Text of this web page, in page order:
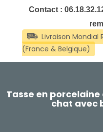
Contact :
Tasse en
chat avec